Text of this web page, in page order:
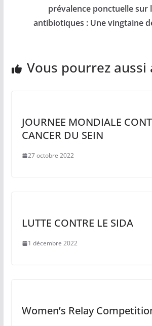
prévalence ponctuelle sur
antibiotiques : Une vingtaine
Vous pourrez aussi
JOURNEE MONDIALE
CANCER DU SEIN
27 octobre 2022
LUTTE CONTRE LE SIDA
1 décembre 2022
Women’s Relay